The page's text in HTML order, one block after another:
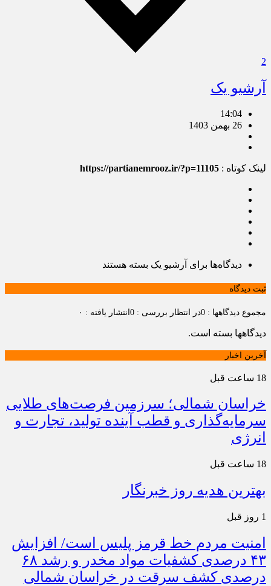
2
آرشیو یک
14:04
26 بهمن 1403
لینک کوتاه : https://partianemrooz.ir/?p=11105
دیدگاه‌ها برای آرشیو یک بسته هستند
ثبت دیدگاه
مجموع دیدگاهها : 0 در انتظار بررسی : 0 انتشار یافته : ۰
دیدگاهها بسته است.
آخرین اخبار
18 ساعت قبل
خراسان شمالی؛ سرزمین فرصت‌های طلایی
سرمایه‌گذاری و قطب آینده تولید، تجارت و
انرژی
18 ساعت قبل
بهترین هدیه روز خبرنگار
1 روز قبل
امنیت مردم خط قرمز پلیس است/ افزایش
۴۳ درصدی کشفیات مواد مخدر و رشد ۶۸
درصدی کشف سرقت در خراسان شمالی